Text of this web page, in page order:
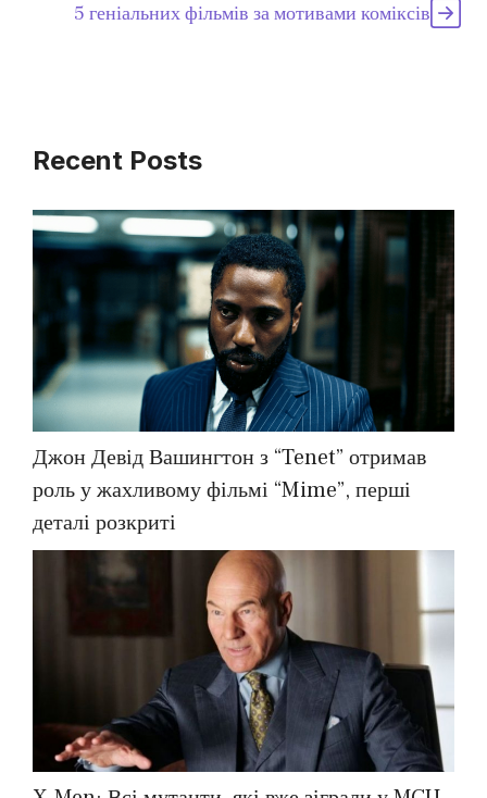
5 геніальних фільмів за мотивами коміксів
Recent Posts
Джон Девід Вашингтон з “Tenet” отримав
роль у жахливому фільмі “Mime”, перші
деталі розкриті